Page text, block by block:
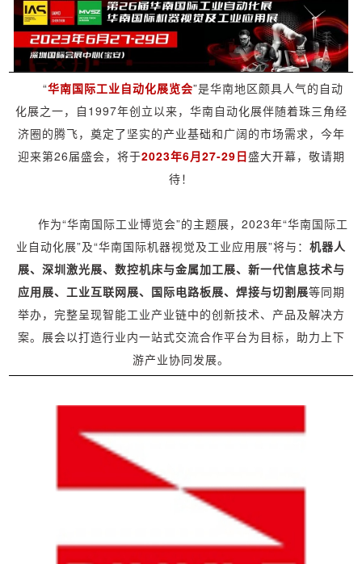
“华南国际工业自动化展览会”是华南地区颇具人气的自动
化展之一，自1997年创立以来，华南自动化展伴随着珠三角经
济圈的腾飞，奠定了坚实的产业基础和广阔的市场需求，今年
迎来第26届盛会，将于2023年6月27-29日盛大开幕，敬请期
待！
作为“华南国际工业博览会”的主题展，2023年“华南国际工
业自动化展”及“华南国际机器视觉及工业应用展”将与： 机器人
展、深圳激光展、数控机床与金属加工展、新一代信息技术与
应用展、工业互联网展、国际电路板展、焊接与切割展等同期
举办，完整呈现智能工业产业链中的创新技术、产品及解决方
案。展会以打造行业内一站式交流合作平台为目标，助力上下
游产业协同发展。